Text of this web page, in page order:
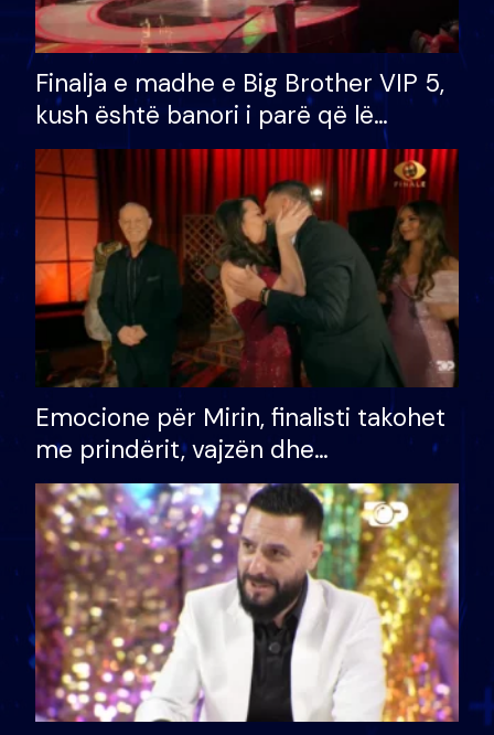
Finalja e madhe e Big Brother VIP 5,
kush është banori i parë që lë
shtëpinë dhe humb mundësinë për
të fituar çmimin e madh
Emocione për Mirin, finalisti takohet
me prindërit, vajzën dhe
bashkëshorten: S’kemi ndonjë letër
divorci apo jo?